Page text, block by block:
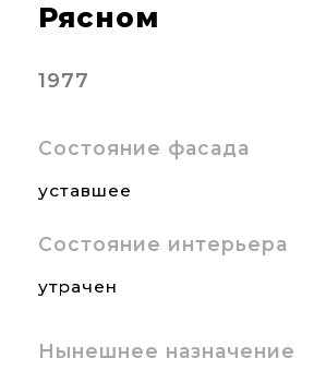
Рясном
1977
Состояние фасада
уставшее
Состояние интерьера
утрачен
Нынешнее назначение